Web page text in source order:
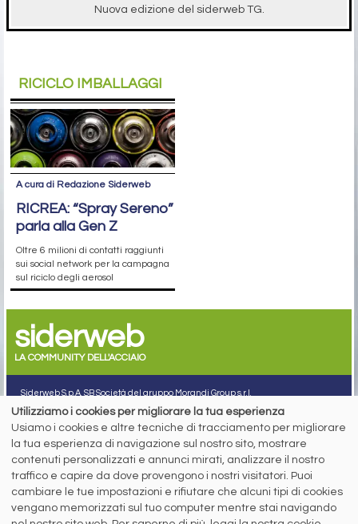
Nuova edizione del siderweb TG.
RICICLO IMBALLAGGI
A cura di Redazione Siderweb
RICREA: “Spray Sereno”
parla alla Gen Z
Oltre 6 milioni di contatti raggiunti
sui social network per la campagna
sul riciclo degli aerosol
siderweb
LA COMMUNITY DELL'ACCIAIO
Siderweb S.p.A. SB Società del gruppo Morandi Group s.r.l.
ISSN 2532-2982
Sede sociale: Flero (Brescia) Via Don Milani 5
E.
info@siderweb.com
Tutti i diritti sono riservati
Privacy policy
Utilizziamo i cookies per migliorare la tua esperienza
Usiamo i cookies e altre tecniche di tracciamento per migliorare
la tua esperienza di navigazione sul nostro sito, mostrare
contenuti personalizzati e annunci mirati, analizzare il nostro
traffico e capire da dove provengono i nostri visitatori. Puoi
cambiare le tue impostazioni e rifiutare che alcuni tipi di cookies
vengano memorizzati sul tuo computer mentre stai navigando